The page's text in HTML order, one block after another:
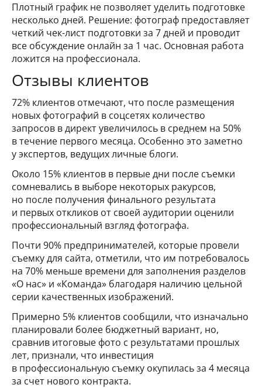
Плотный график не позволяет уделить подготовке
несколько дней. Решение: фотограф предоставляет
четкий чек-лист подготовки за 7 дней и проводит
все обсуждение онлайн за 1 час. Основная работа
ложится на профессионала.
Отзывы клиентов
72% клиентов отмечают, что после размещения
новых фотографий в соцсетях количество
запросов в директ увеличилось в среднем на 50%
в течение первого месяца. Особенно это заметно
у экспертов, ведущих личные блоги.
Около 15% клиентов в первые дни после съемки
сомневались в выборе некоторых ракурсов,
но после получения финального результата
и первых откликов от своей аудитории оценили
профессиональный взгляд фотографа.
Почти 90% предпринимателей, которые провели
съемку для сайта, отметили, что им потребовалось
на 70% меньше времени для заполнения разделов
«О нас» и «Команда» благодаря наличию цельной
серии качественных изображений.
Примерно 5% клиентов сообщили, что изначально
планировали более бюджетный вариант, но,
сравнив итоговые фото с результатами прошлых
лет, признали, что инвестиция
в профессиональную съемку окупилась за 4 месяца
за счет нового контракта.